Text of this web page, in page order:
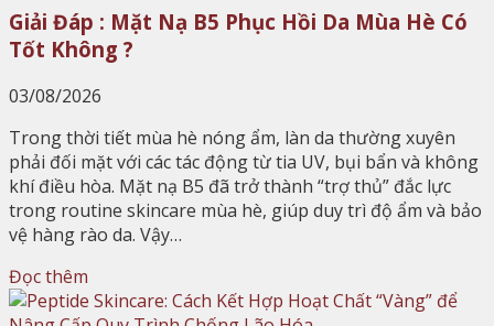
Giải Đáp : Mặt Nạ B5 Phục Hồi Da Mùa Hè Có
Tốt Không ?
03/08/2026
Trong thời tiết mùa hè nóng ẩm, làn da thường xuyên
phải đối mặt với các tác động từ tia UV, bụi bẩn và không
khí điều hòa. Mặt nạ B5 đã trở thành “trợ thủ” đắc lực
trong routine skincare mùa hè, giúp duy trì độ ẩm và bảo
vệ hàng rào da. Vậy…
Đọc thêm